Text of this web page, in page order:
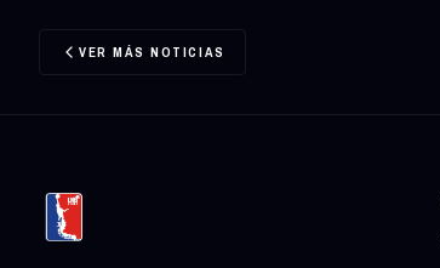
VER MÁS NOTICIAS